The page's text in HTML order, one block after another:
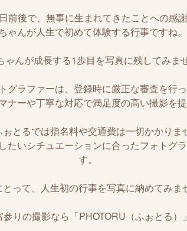
前後で、無事に生まれてきたことへの感謝
ゃんが人生で初めて体験する行事ですね。
ゃんが成長する1歩目を写真に残してみま
グラファーは、登録時に厳正な審査を行っ
ナーや丁寧な対応で満足度の高い撮影を提
ぉとるでは指名料や交通費は一切かかりま
たいシチュエーションに合ったフォトグ
す。
って、人生初の行事を写真に納めてみま
参りの撮影なら「PHOTORU（ふぉとる）」